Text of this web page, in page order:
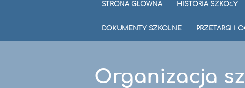
STRONA GŁÓWNA HISTORIA SZKOŁY
DOKUMENTY SZKOLNE PRZETARGI I
Organizacja